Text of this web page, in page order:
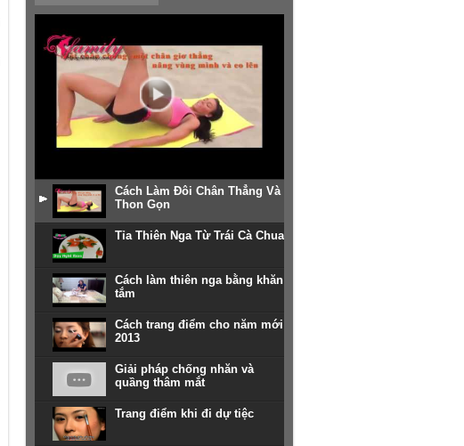
Cách Làm Đôi Chân Thẳng Và
Thon Gọn
Tỉa Thiên Nga Từ Trái Cà Chua
Cách làm thiên nga bằng khăn
tắm
Cách trang điểm cho năm mới
2013
Giải pháp chống nhăn và
quầng thâm mắt
Trang điểm khi đi dự tiệc